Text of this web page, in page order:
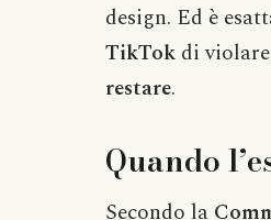
design. Ed è
TikTok di
restare.
Quando
Secondo la